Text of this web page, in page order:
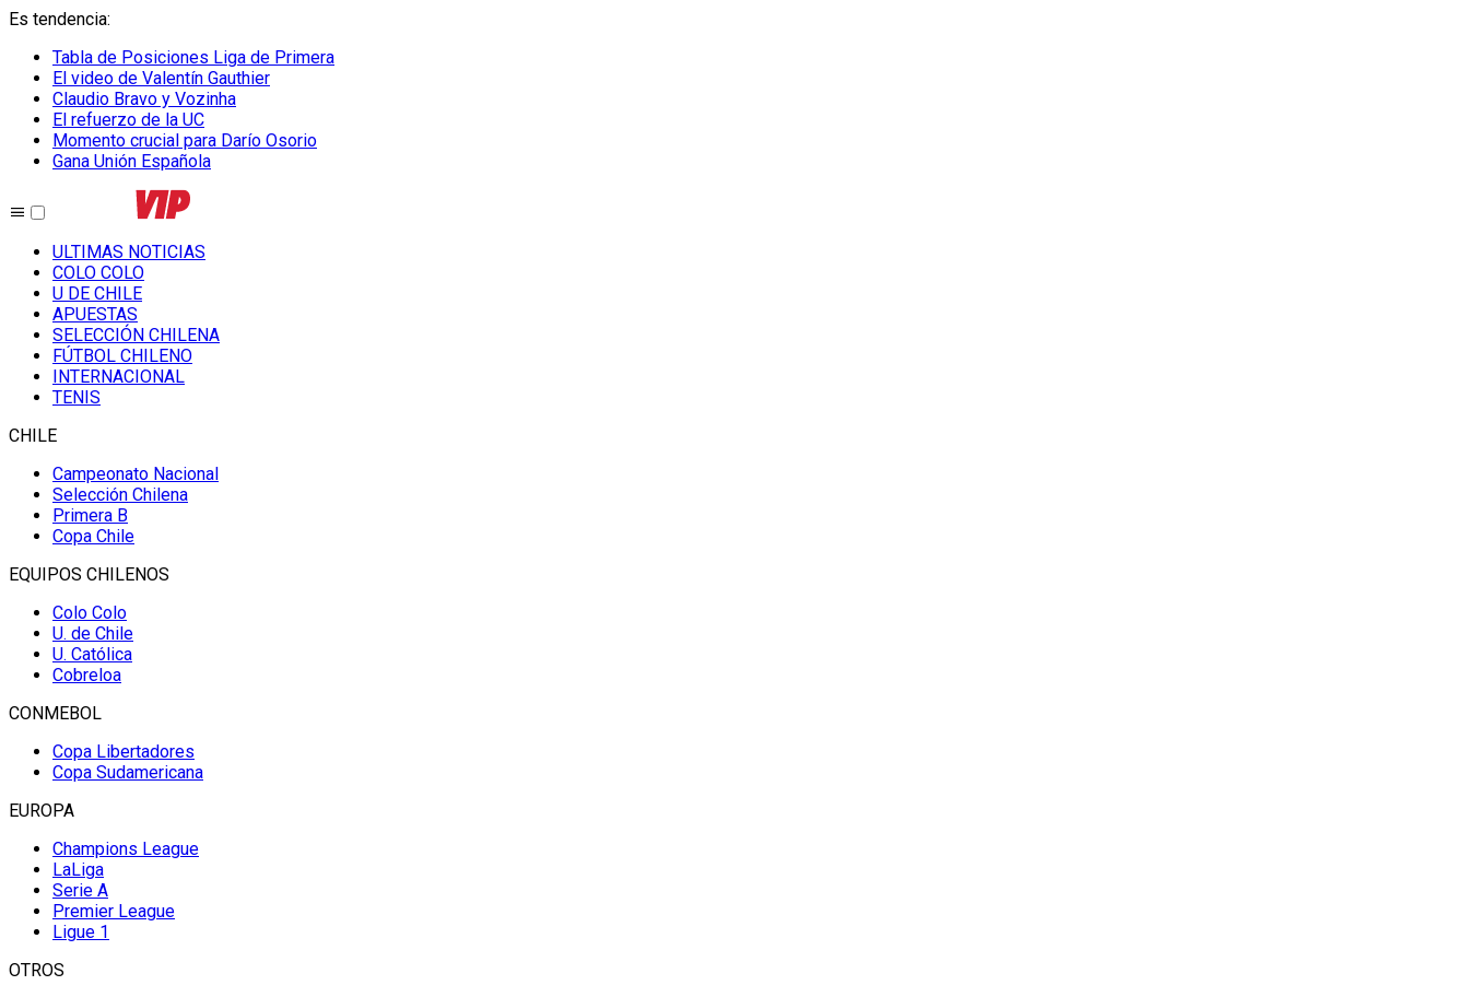
Es tendencia:
Tabla de Posiciones Liga de Primera
El video de Valentín Gauthier
Claudio Bravo y Vozinha
El refuerzo de la UC
Momento crucial para Darío Osorio
Gana Unión Española
ULTIMAS NOTICIAS
COLO COLO
U DE CHILE
APUESTAS
SELECCIÓN CHILENA
FÚTBOL CHILENO
INTERNACIONAL
TENIS
CHILE
Campeonato Nacional
Selección Chilena
Primera B
Copa Chile
EQUIPOS CHILENOS
Colo Colo
U. de Chile
U. Católica
Cobreloa
CONMEBOL
Copa Libertadores
Copa Sudamericana
EUROPA
Champions League
LaLiga
Serie A
Premier League
Ligue 1
OTROS